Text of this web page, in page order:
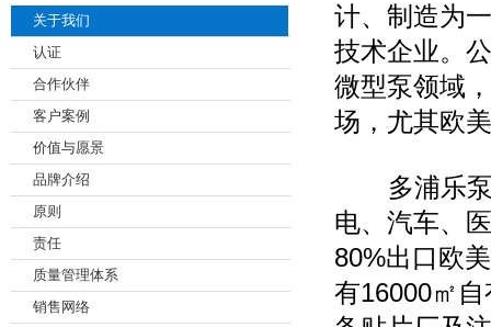
关于我们
认证
合作伙伴
客户案例
价值与愿景
品牌介绍
原则
责任
质量管理体系
销售网络
计、制造为
技术企业。
微型泵领域
场，尤其欧
多浦乐泵
电、汽车、
80%出口欧
有16000㎡